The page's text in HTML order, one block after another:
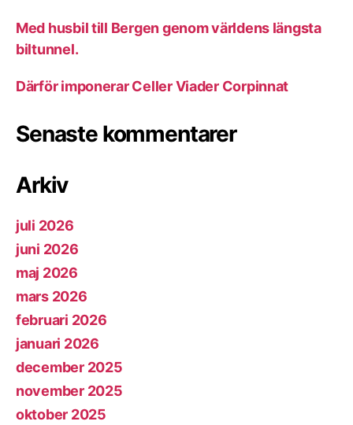
Med husbil till Bergen genom världens längsta
biltunnel.
Därför imponerar Celler Viader Corpinnat
Senaste kommentarer
Arkiv
juli 2026
juni 2026
maj 2026
mars 2026
februari 2026
januari 2026
december 2025
november 2025
oktober 2025